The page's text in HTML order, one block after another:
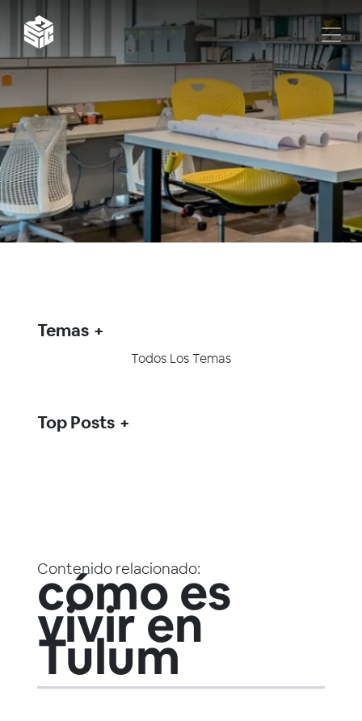
Contenido relacionado:
cómo es
vivir en
Tulum
Temas
Todos Los Temas
Top Posts